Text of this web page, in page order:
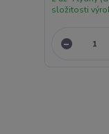
složitosti